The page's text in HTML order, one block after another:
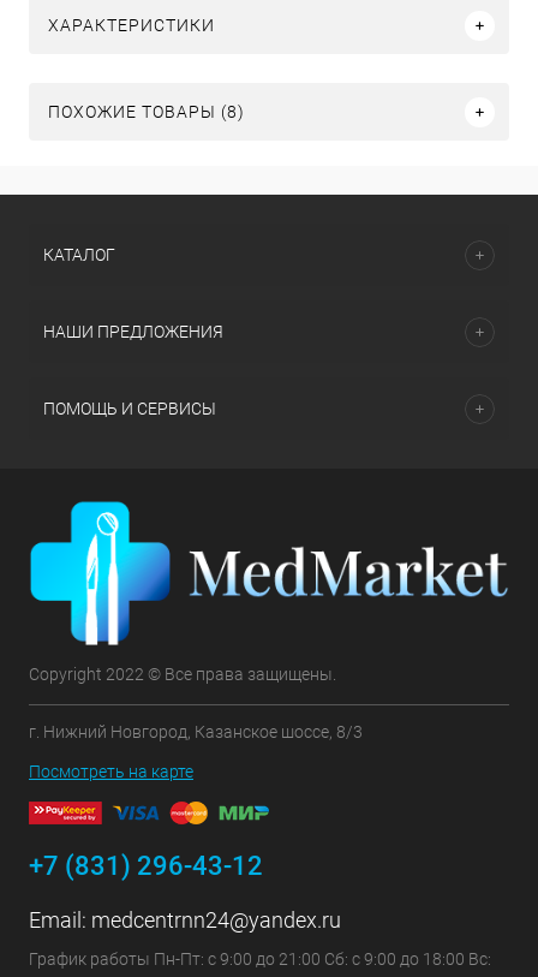
ХАРАКТЕРИСТИКИ
ПОХОЖИЕ ТОВАРЫ (8)
КАТАЛОГ
НАШИ ПРЕДЛОЖЕНИЯ
ПОМОЩЬ И СЕРВИСЫ
Copyright 2022 © Все права защищены.
г. Нижний Новгород, Казанское шоссе, 8/3
Посмотреть на карте
+7 (831) 296-43-12
Email: medcentrnn24@yandex.ru
График работы Пн-Пт: с 9:00 до 21:00 Сб: с 9:00 до 18:00 Вс: